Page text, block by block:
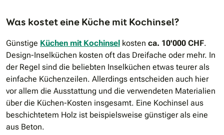
Was kostet eine Küche mit Kochinsel?
Günstige Küchen mit Kochinsel kosten ca. 10'000 CHF.
Design-Inselküchen kosten oft das Dreifache oder mehr. In
der Regel sind die beliebten Inselküchen etwas teurer als
einfache Küchenzeilen. Allerdings entscheiden auch hier
vor allem die Ausstattung und die verwendeten Materialien
über die Küchen-Kosten insgesamt. Eine Kochinsel aus
beschichtetem Holz ist beispielsweise günstiger als eine
aus Beton.